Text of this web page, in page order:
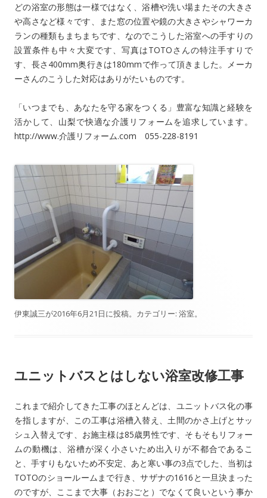
どの浴室の形態は一様ではなく、浴槽や洗い場またその大きさ
や高さなど様々です、また窓の位置や鏡の大きさやシャワーカ
ランの種類もまちまちです、なのでこうした浴室への手すりの
設置条件も中々大変です、写真はTOTOさんの特注手すりで
す、長さ400mm奥行きは180mmで作って頂きました。メーカ
ーさんのこうした対応はありがたいものです。
「いつまでも、あなたを守る家をつくる」豊富な知識と経験を
活かして、山梨で快適な介護リフォームを追求しています。
http://www.介護リフォーム.com 055-228-8191
伊東誠三が2016年6月21日に投稿。カテゴリー: 浴室。
ユニットバスとはしない浴室改修工事
これまで紹介してきた工事のほとんどは、ユニットバス化の事
を指しますが、この工事は浴槽入替え、土間のかさ上げとサッ
シュ入替えです、お施主様は85歳男性です、そもそもリフォー
ムの動機は、浴槽が深く小さいため出入りが不都合であるこ
と、手すりもないため不安定、あと寒い事の3点でした、当初は
TOTOのショールームまで行き、サザナの1616と一旦決まった
のですが、ここまで大事（おおごと）でなくて良いという事か